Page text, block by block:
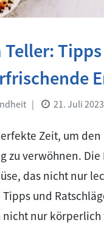
| 21. Juli 2023
Zeit, um
zu verwöhnen.
das nicht nur
und
nur